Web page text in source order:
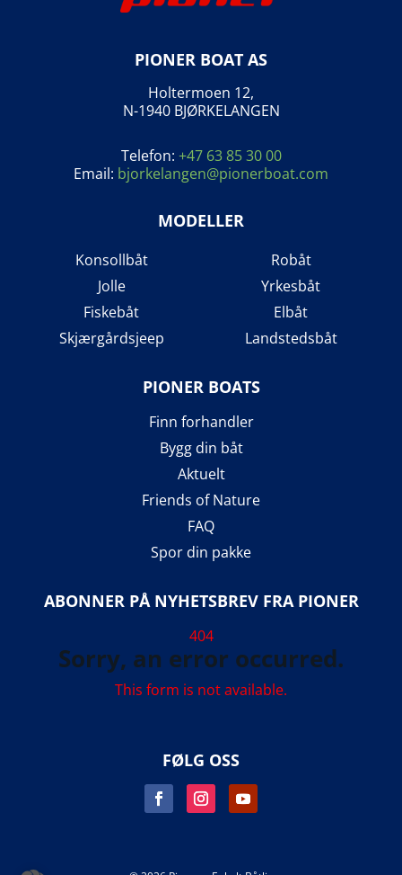
PIONER BOAT AS
Holtermoen 12,
N-1940 BJØRKELANGEN
Telefon: +47 63 85 30 00
Email: bjorkelangen@pionerboat.com
MODELLER
Konsollbåt
Jolle
Fiskebåt
Skjærgårdsjeep
Robåt
Yrkesbåt
Elbåt
Landstedsbåt
PIONER BOATS
Finn forhandler
Bygg din båt
Aktuelt
Friends of Nature
FAQ
Spor din pakke
ABONNER PÅ NYHETSBREV FRA PIONER
404
Sorry, an error occurred.
This form is not available.
FØLG OSS